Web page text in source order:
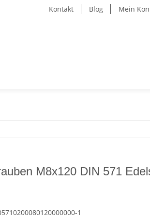
Kontakt Blog Mein
M8x120 DIN 571
1